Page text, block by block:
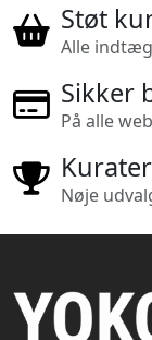
Støt
Alle
Sikker
På alle
Nøje